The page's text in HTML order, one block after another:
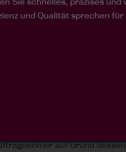
wurde, auch
die nicht weiter verwendet
vereinbarten Ort oder
des Auftragnehmers
Wenn die Ware
vornehmen. Der
des Vertrages machen
auf Grund
und Qualität sprechen für